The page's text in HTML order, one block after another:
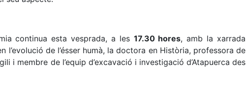
continua esta vesprada, a les 17.30 hores, amb la xarrada
l’evolució de l’ésser humà, la doctora en Història, professora de
i membre de l’equip d’excavació i investigació d’Atapuerca des